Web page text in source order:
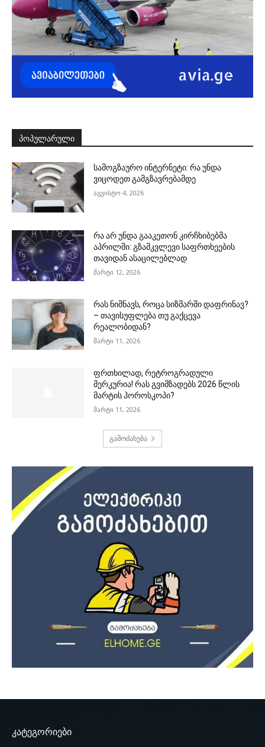
ᲞᲝᲞᲣᲚᲐᲠᲣᲚᲘ
სამოგზაურო ინტერნეტი: რა უნდა
ვიცოდეთ გამგზავრებამდე
აგვისტო 4, 2026
რა არ უნდა გააკეთონ კირჩხიბებმა
აპრილში: გზამკვლევი საფრთხეების
თავიდან ასაცილებლად
მარტი 12, 2026
რას ნიშნავს, როცა სიზმარში დაფრინავ?
– თავისუფლება თუ გაქცევა
რეალობიდან?
მარტი 11, 2026
ფრთხილად, რეტროგრადული
მერკურია! რას გვიმზადებს 2026 წლის
მარტის ჰოროსკოპი?
მარტი 11, 2026
გამოძახება
კატეგორიები